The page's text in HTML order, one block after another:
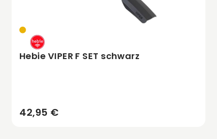
Hebie VIPER F SET schwarz
42,95 €